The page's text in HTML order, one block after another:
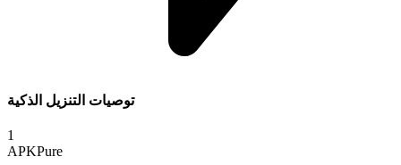
توصيات التنزيل الذكية
1
APKPure